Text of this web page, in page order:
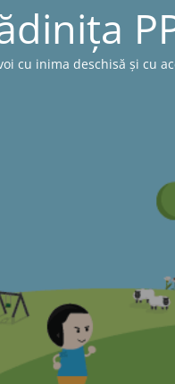
cu inima deschisă și cu